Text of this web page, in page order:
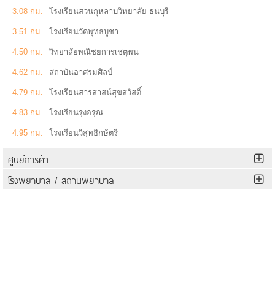
3.08 กม. โรงเรียนสวนกุหลาบวิทยาลัย ธนบุรี
3.51 กม. โรงเรียนวัดพุทธบูชา
4.50 กม. วิทยาลัยพณิชยการเชตุพน
4.62 กม. สถาบันอาศรมศิลป์
4.79 กม. โรงเรียนสารสาสน์สุขสวัสดิ์
4.83 กม. โรงเรียนรุ่งอรุณ
4.95 กม. โรงเรียนวิสุทธิกษัตรี
ศูนย์การค้า
โรงพยาบาล / สถานพยาบาล